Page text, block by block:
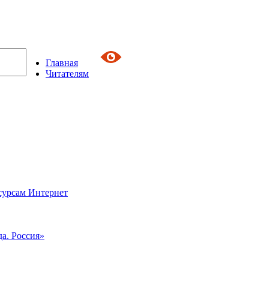
Главная
Читателям
Интернет
Россия»